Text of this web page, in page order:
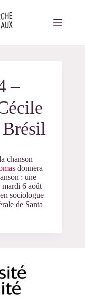
–
Brésil
chanson
donnera
: une
mardi 6 août
sociologue
de Santa